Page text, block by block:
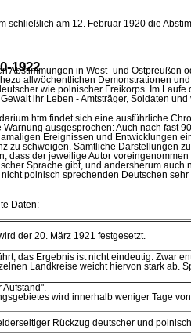
schließlich am 12. Februar 1920 die
1922
Abstimmungen in West- und Ostpreußen
allwöchentlichen Demonstrationen
wie polnischer Freikorps. Im
ihr Leben - Amtsträger, Soldaten und
findet sich eine ausführliche
ausgesprochen: Auch nach fast
Ereignissen und Entwicklungen
zu schweigen. Sämtliche Darstellungen
dass der jeweilige Autor
Sprache gibt, und andersherum auch
polnisch sprechenden Deutschen
Daten:
der 20. März 1921 festgesetzt.
das Ergebnis ist nicht eindeutig. Zwar
Landkreise weicht hiervon stark ab.
wird innerhalb weniger Tage
Rückzug deutscher und